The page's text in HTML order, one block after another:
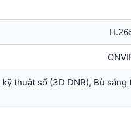
thuật số (3D DNR), Bù